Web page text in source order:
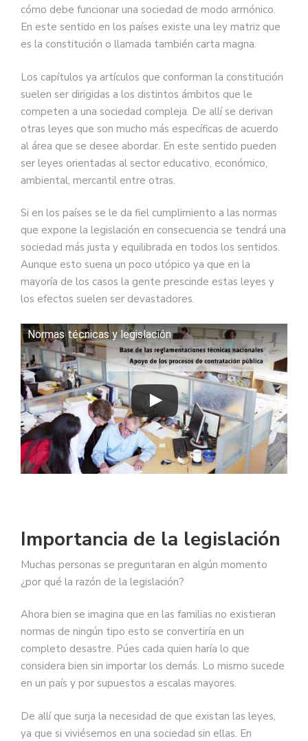
cómo debe funcionar una sociedad de modo armónico.
En este sentido en los países existe una ley matriz que
es la constitución o llamada también carta magna.
Los capítulos ya artículos que conforman la constitución
suelen ser dirigidas a los distintos ámbitos que le
competen a una sociedad compleja. De allí se derivan
otras leyes que son mucho más específicas de acuerdo
al área que se desee abordar. En este sentido pueden
ser leyes orientadas al sector educativo, económico,
ambiental, mercantil entre otras.
Si en los países se le da fiel cumplimiento a las normas
que expone la legislación en consecuencia se tendrá una
sociedad más justa y equilibrada en todos los sentidos.
Aunque esto suena un poco utópico ya que en la
mayoría de los casos la gente prescinde estas leyes y
los efectos suelen ser devastadores.
Normas técnicas y legislación
Importancia de la legislación
Muchas personas se preguntaran en algún momento
¿por qué la razón de la legislación?
Ahora bien se imagina que en las familias no existieran
normas de ningún tipo esto se convertiría en un
completo desastre. Púes cada quien haría lo que
considera bien sin importar los demás. Lo mismo sucede
en un país y por supuestos a escalas mayores.
De allí que surja la necesidad de que existan las leyes,
ya que si viviésemos en una sociedad sin ellas. En